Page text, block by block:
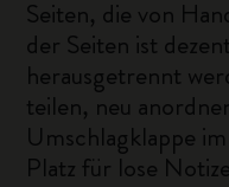
Seiten, die von
der Seiten ist
herausgetrennt
teilen, neu
Umschlagklappe
Platz für lose